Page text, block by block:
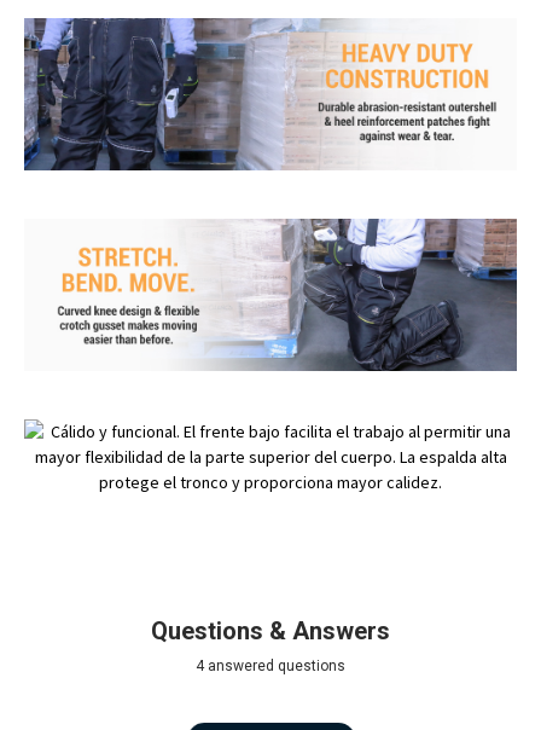
Questions & Answers
4 answered questions